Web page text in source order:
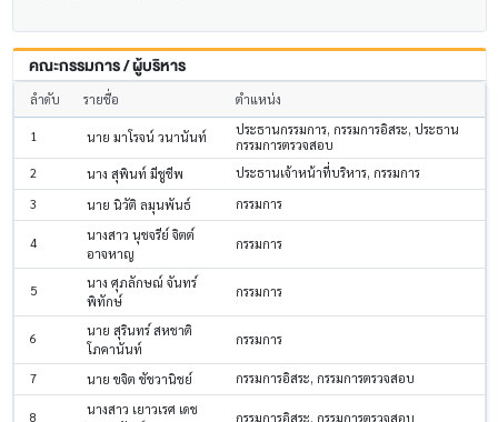
คณะกรรมการ / ผู้บริหาร
ลำดับ รายชื่อ ตำแหน่ง
1 นาย มาโรจน์ วนานันท์
ประธานกรรมการ, กรรมการอิสระ, ประธาน
กรรมการตรวจสอบ
2
นาง สุพินท์ มีชูชีพ
ประธานเจ้าหน้าที่บริหาร, กรรมการ
3
นาย นิวัติ ลมุนพันธ์ กรรมการ
4
นางสาว นุชจรีย์ จิตต์
อาจหาญ
กรรมการ
5
นาง ศุภลักษณ์ จันทร์
พิทักษ์
กรรมการ
6
นาย สุรินทร์ สหชาติ
โภคานันท์
กรรมการ
7 นาย ขจิต ชัชวานิชย์ กรรมการอิสระ, กรรมการตรวจสอบ
8
นางสาว เยาวเรศ เดช
กรรมการอิสระ, กรรมการตรวจสอบ